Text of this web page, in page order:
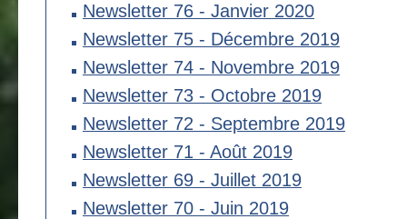
Newsletter 76 - Janvier 2020
Newsletter 75 - Décembre 2019
Newsletter 74 - Novembre 2019
Newsletter 73 - Octobre 2019
Newsletter 72 - Septembre 2019
Newsletter 71 - Août 2019
Newsletter 69 - Juillet 2019
Newsletter 70 - Juin 2019